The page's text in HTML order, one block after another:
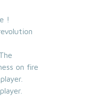
!
on fire